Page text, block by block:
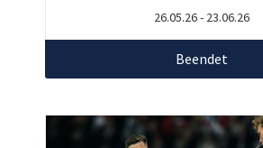
26.05.26 - 23.06.26
Beendet